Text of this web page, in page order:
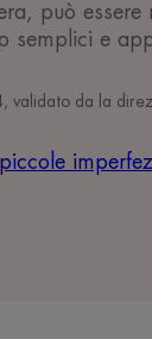
può essere
semplici e
, validato da la